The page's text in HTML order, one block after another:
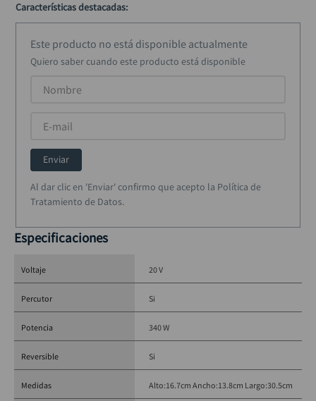
Características destacadas:
fáciles y seguros.
15 posiciones de torque para atornillar con precisión.
Luz LED para iluminar espacios oscuros.
Velocidad variable y freno electrónico para mayor control.
Especificaciones técnicas:
Voltaje: 20V MAX*
Tamaño del mandril:
Golpes por minuto:
0–8.500 / 0–29.750 IPM
Madera
Potencia:
Luz LED: Sí
Este producto no está disponible actualmente
Quiero saber cuando este producto está disponible
Enviar
Al dar clic en 'Enviar' confirmo que acepto la Política de
Tratamiento de Datos.
Especificaciones
Voltaje 20 V
Percutor Si
Potencia 340 W
Reversible Si
Medidas Alto:16.7cm Ancho:13.8cm Largo:30.5cm